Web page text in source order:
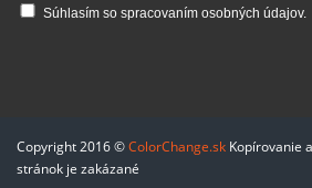
Súhlasím so spracovaním osobných údajov.
Copyright 2016 ©ColorChange.sk Kopírovanie
stránok je zakázané